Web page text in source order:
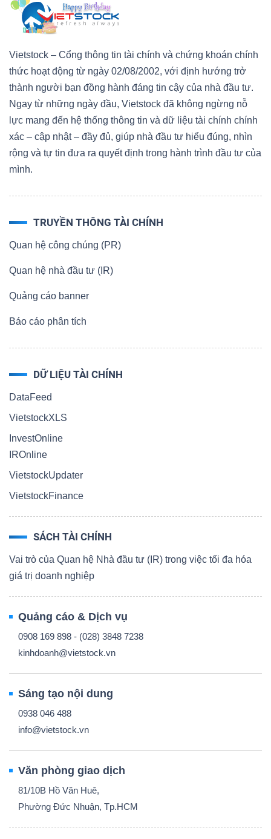
Vietstock – Cổng thông tin tài chính và chứng khoán chính
thức hoạt động từ ngày 02/08/2002, với định hướng trở
thành người bạn đồng hành đáng tin cậy của nhà đầu tư.
Ngay từ những ngày đầu, Vietstock đã không ngừng nỗ
lực mang đến hệ thống thông tin và dữ liệu tài chính chính
xác – cập nhật – đầy đủ, giúp nhà đầu tư hiểu đúng, nhìn
rộng và tự tin đưa ra quyết định trong hành trình đầu tư của
mình.
TRUYỀN THÔNG TÀI CHÍNH
Quan hệ công chúng (PR)
Quan hệ nhà đầu tư (IR)
Quảng cáo banner
Báo cáo phân tích
DỮ LIỆU TÀI CHÍNH
DataFeed
VietstockXLS
InvestOnline
IROnline
VietstockUpdater
VietstockFinance
SÁCH TÀI CHÍNH
Vai trò của Quan hệ Nhà đầu tư (IR) trong việc tối đa hóa
giá trị doanh nghiệp
Quảng cáo & Dịch vụ
0908 169 898 - (028) 3848 7238
kinhdoanh@vietstock.vn
Sáng tạo nội dung
0938 046 488
info@vietstock.vn
Văn phòng giao dịch
81/10B Hồ Văn Huê,
Phường Đức Nhuận, Tp.HCM